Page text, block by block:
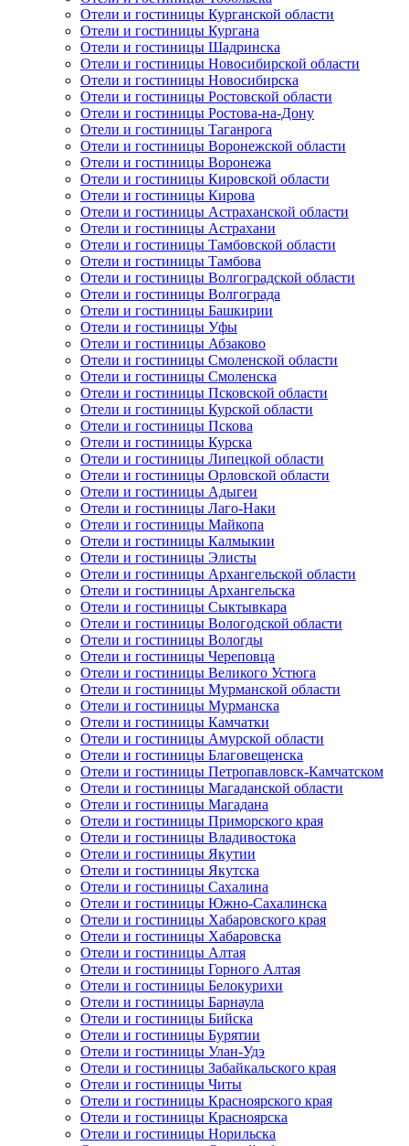
Отели и гостиницы Курганской области
Отели и гостиницы Кургана
Отели и гостиницы Шадринска
Отели и гостиницы Новосибирской области
Отели и гостиницы Новосибирска
Отели и гостиницы Ростовской области
Отели и гостиницы Ростова-на-Дону
Отели и гостиницы Таганрога
Отели и гостиницы Воронежской области
Отели и гостиницы Воронежа
Отели и гостиницы Кировской области
Отели и гостиницы Кирова
Отели и гостиницы Астраханской области
Отели и гостиницы Астрахани
Отели и гостиницы Тамбовской области
Отели и гостиницы Тамбова
Отели и гостиницы Волгоградской области
Отели и гостиницы Волгограда
Отели и гостиницы Башкирии
Отели и гостиницы Уфы
Отели и гостиницы Абзаково
Отели и гостиницы Смоленской области
Отели и гостиницы Смоленска
Отели и гостиницы Псковской области
Отели и гостиницы Курской области
Отели и гостиницы Пскова
Отели и гостиницы Курска
Отели и гостиницы Липецкой области
Отели и гостиницы Орловской области
Отели и гостиницы Адыгеи
Отели и гостиницы Лаго-Наки
Отели и гостиницы Майкопа
Отели и гостиницы Калмыкии
Отели и гостиницы Элисты
Отели и гостиницы Архангельской области
Отели и гостиницы Архангельска
Отели и гостиницы Сыктывкара
Отели и гостиницы Вологодской области
Отели и гостиницы Вологды
Отели и гостиницы Череповца
Отели и гостиницы Великого Устюга
Отели и гостиницы Мурманской области
Отели и гостиницы Мурманска
Отели и гостиницы Камчатки
Отели и гостиницы Амурской области
Отели и гостиницы Благовещенска
Отели и гостиницы Петропавловск-Камчатском
Отели и гостиницы Магаданской области
Отели и гостиницы Магадана
Отели и гостиницы Приморского края
Отели и гостиницы Владивостока
Отели и гостиницы Якутии
Отели и гостиницы Якутска
Отели и гостиницы Сахалина
Отели и гостиницы Южно-Сахалинска
Отели и гостиницы Хабаровского края
Отели и гостиницы Хабаровска
Отели и гостиницы Алтая
Отели и гостиницы Горного Алтая
Отели и гостиницы Белокурихи
Отели и гостиницы Барнаула
Отели и гостиницы Бийска
Отели и гостиницы Бурятии
Отели и гостиницы Улан-Удэ
Отели и гостиницы Забайкальского края
Отели и гостиницы Читы
Отели и гостиницы Красноярского края
Отели и гостиницы Красноярска
Отели и гостиницы Норильска